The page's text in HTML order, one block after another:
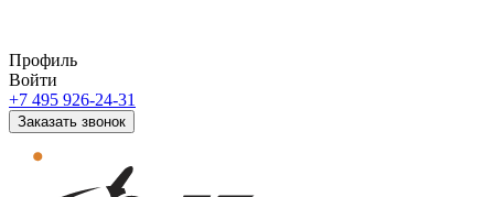
Профиль
Войти
+7 495 926-24-31
Заказать звонок